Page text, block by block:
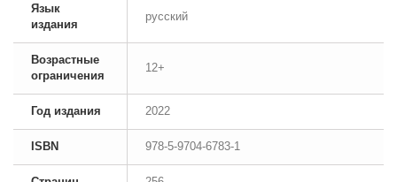
Язык
издания
русский
Возрастные
ограничения
12+
Год издания 2022
ISBN 978-5-9704-6783-1